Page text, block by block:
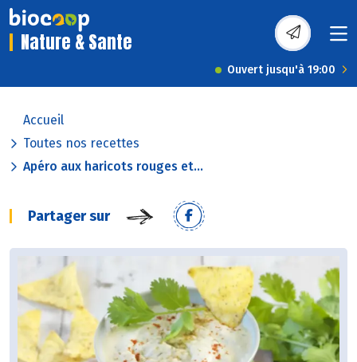
Nature & Sante
Ouvert jusqu'à 19:00
Accueil
Toutes nos recettes
Apéro aux haricots rouges et...
Partager sur